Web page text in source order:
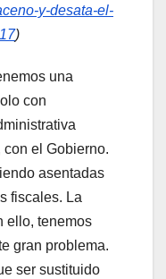
y-desata-el-
)
una
con
con el Gobierno.
asentadas
fiscales. La
ello, tenemos
gran problema.
ser sustituido